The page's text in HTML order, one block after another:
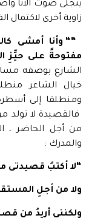
يتجلى صوت الأنا
زاوية أخرى لاكتمال
“
“ وأنا أمشى
مفتوحةً على حيِّزِ
الشارع بوصفه
خيال الشاعر
ومنطلقا إلى
فالقصيدة لا تولد
من أجل الحاضر ،
والمدرك :
“لا أكتبُ قصيدتى
ولا من أجلِ
ولكننى أريدُ من